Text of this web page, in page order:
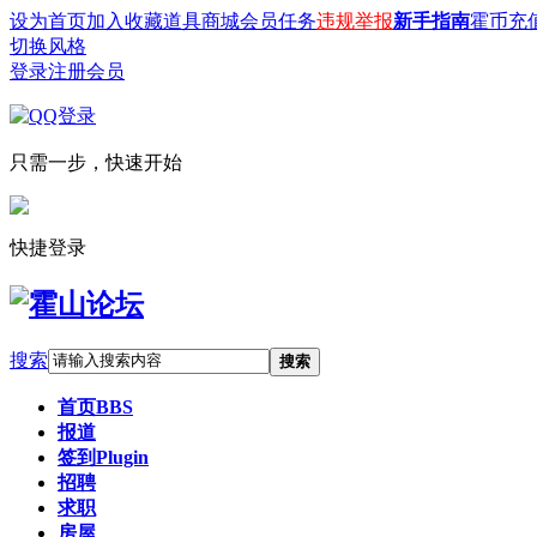
设为首页加入收藏道具商城会员任务违规举报新手指南霍币充
切换风格
登录注册会员
只需一步，快速开始
快捷登录
搜索 搜索
首页BBS
报道
签到Plugin
招聘
求职
房屋